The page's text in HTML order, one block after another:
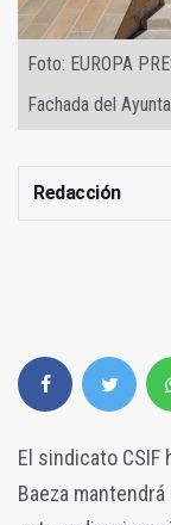
Foto: EUROPA
Fachada del
Redacción
El sindicato CSIF
Baeza